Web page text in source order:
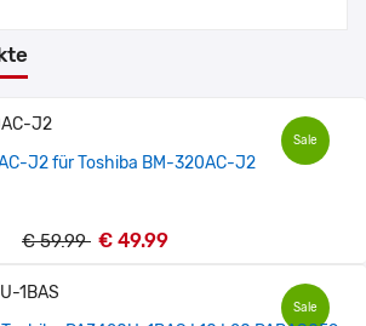
Sale
J2 für Toshiba BM-320AC-J2
€ 59.99 € 49.99
Sale